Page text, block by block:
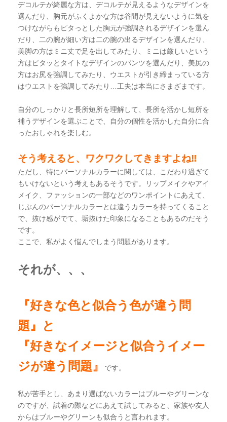
デコルテが綺麗な方は、デコルテが見えるようなデザインを
選んだり、胸元がふくよかな方は谷間が見えないように気を
つけながらもピタっとした胸元が強調されるデザインを選ん
だり、二の腕が細い方は二の腕の出るデザインを選んだり、
美脚の方はミニ丈で足を出してみたり、ミニは厳しいという
方はピタッとタイトなデザインのパンツを選んだり、美尻の
方はお尻を強調してみたり、ウエストが引き締まっている方
はウエストを強調してみたり…工夫は本当にさまざまです。
自分のしっかりと長所短所を理解して、長所を活かし短所を
補うデザインを選ぶことで、自分の個性を活かした自分に合
ったおしゃれを楽しむ。
そう考えると、ワクワクしてきますよね‼︎
ただし、特にパーソナルカラーに関しては、こだわり過ぎて
もいけないという考えもあるそうです。リップメイクやアイ
メイク、ファッションの一部などのワンポイントにあえて、
じぶんのパーソナルカラーとは違うカラーを持ってくること
で、抜け感がでて、垢抜けた印象になることもあるのだそう
です。
ここで、私がよく悩んでしまう問題があります。
それが、、、
『好きな色と似合う色が違う問
題』と
『好きなイメージと似合うイメー
ジが違う問題』
です。
私が苦手とし、あまり選ばないカラーはブルーやグリーンな
のですが、試着の際などにあえて試してみると、家族や友人
からはブルーやグリーンも似合うと言われます。